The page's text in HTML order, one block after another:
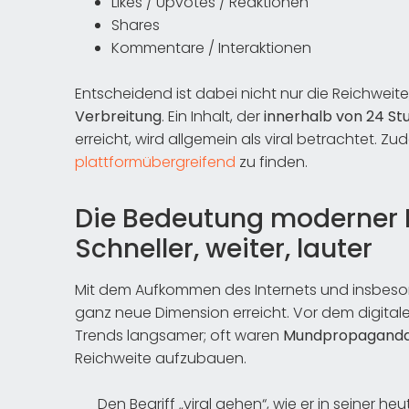
Shares
Kommentare / Interaktionen
Entscheidend ist dabei nicht nur die
Verbreitung. Ein Inhalt, derinnerhalb von 24
erreicht, wird allgemein als viral betrachtet.
plattformübergreifend zu finden.
Die Bedeutung
Schneller, weiter, lauter
Mit dem Aufkommen des Internets und
ganz neue Dimension erreicht. Vor dem
Trends langsamer; oft waren
Reichweite aufzubauen.
Den Begriff „viral gehen“, wie er in seiner